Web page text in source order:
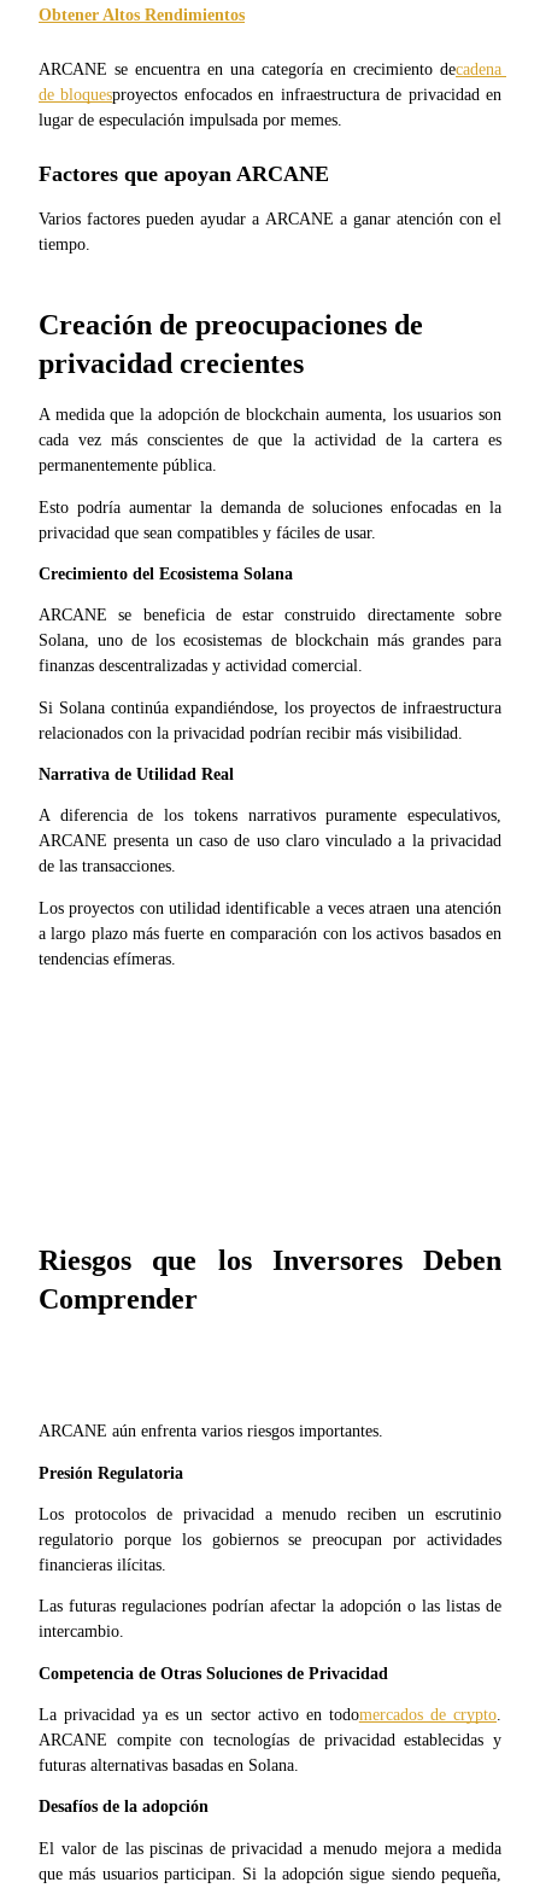
Afiliados de Bitrue
¡Hasta un 65% de comisiones!
Referencia
Invita a un amigo para recibir recompensas en efectivo
BTC Welcome Rewards
Deposit & Trade BTC to Share 25000 USDT prize pool!
Deposit CASHCAT & Win
Share 500000 CASHCAT prize pool
Trade Gold & Silver · 33,333 USDT Bonus
BTC New User Exclusive: 6.5% APR
BTC Flexible Staking | Daily Rewards
Centro de recompensas
Obtener Altos Rendimientos
ARCANE se encuentra en una categoría en crecimiento decadena
de bloquesproyectos enfocados en infraestructura de privacidad en
lugar de especulación impulsada por memes.
Factores que apoyan ARCANE
Varios factores pueden ayudar a ARCANE a ganar atención con el
tiempo.
Creación de preocupaciones de
privacidad crecientes
A medida que la adopción de blockchain aumenta, los usuarios son
cada vez más conscientes de que la actividad de la cartera es
permanentemente pública.
Esto podría aumentar la demanda de soluciones enfocadas en la
privacidad que sean compatibles y fáciles de usar.
Crecimiento del Ecosistema Solana
ARCANE se beneficia de estar construido directamente sobre
Solana, uno de los ecosistemas de blockchain más grandes para
finanzas descentralizadas y actividad comercial.
Si Solana continúa expandiéndose, los proyectos de infraestructura
relacionados con la privacidad podrían recibir más visibilidad.
Narrativa de Utilidad Real
A diferencia de los tokens narrativos puramente especulativos,
ARCANE presenta un caso de uso claro vinculado a la privacidad
de las transacciones.
Los proyectos con utilidad identificable a veces atraen una atención
a largo plazo más fuerte en comparación con los activos basados en
tendencias efímeras.
Riesgos que los Inversores Deben
Comprender
ARCANE aún enfrenta varios riesgos importantes.
Presión Regulatoria
Los protocolos de privacidad a menudo reciben un escrutinio
regulatorio porque los gobiernos se preocupan por actividades
financieras ilícitas.
Las futuras regulaciones podrían afectar la adopción o las listas de
intercambio.
Competencia de Otras Soluciones de Privacidad
La privacidad ya es un sector activo en todomercados de crypto
ARCANE compite con tecnologías de privacidad establecidas y
futuras alternativas basadas en Solana.
Desafíos de la adopción
El valor de las piscinas de privacidad a menudo mejora a medida
que más usuarios participan. Si la adopción sigue siendo pequeña,